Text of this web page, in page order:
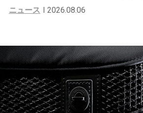
ニュース
2026.08.06